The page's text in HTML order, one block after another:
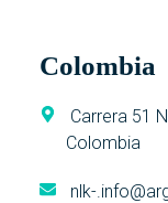
Colombia
Carrera 51
Colombia
nlk-